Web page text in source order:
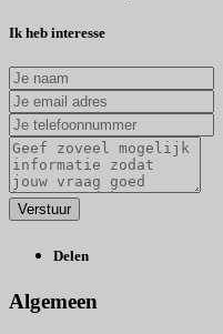
Ik heb interesse
Delen
Algemeen